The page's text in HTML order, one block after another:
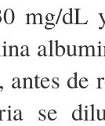
mg/dL
de
se